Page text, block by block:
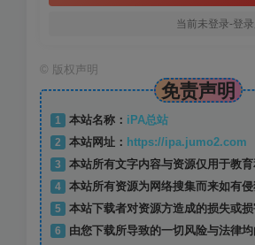
当前未登录-登
© 版权声明
免责声明
1 本站名称： iPA总站
2
本站网址： https://ipa.jumo2.com
3
本站所有文字内容与资源仅用于教育
4
本站所有资源为网络搜集而来如有
5
本站下载者对资源方造成的损失或
6
由您下载所导致的一切风险与法律